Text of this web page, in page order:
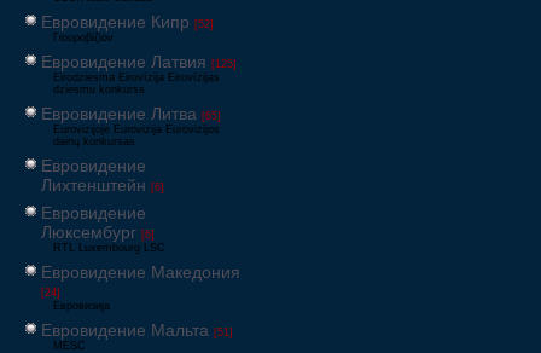
Евровидение Кипр [52]
Γιουροβίζιον
Евровидение Латвия [125]
Eirodziesma Eirovīzija Eirovīzijas
dziesmu konkurss
Евровидение Литва [65]
Eurovizijoje Eurovizija Eurovizijos
dainų konkursas
Евровидение
Лихтенштейн [6]
Евровидение
Люксембург [6]
RTL Luxembourg LSC
Евровидение Македония
[24]
Евровизија
Евровидение Мальта [51]
MESC